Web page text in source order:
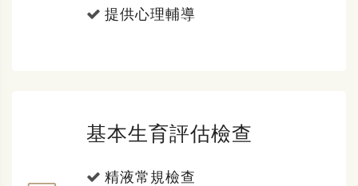
提供心理輔導
基本生育評估檢查
精液常規檢查